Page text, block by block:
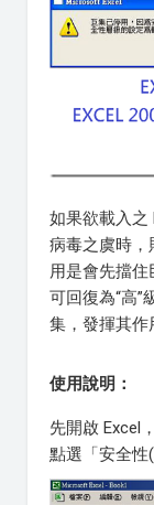
如果欲載入之
病毒之虞時，
用是會先擋
可回復為“高”
集，發揮其作
使用說明：
先開啟 Excel
點選「安全性(